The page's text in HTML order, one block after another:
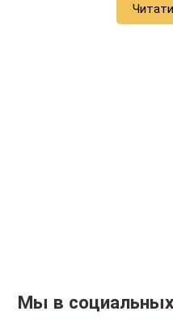
Мы в социальных